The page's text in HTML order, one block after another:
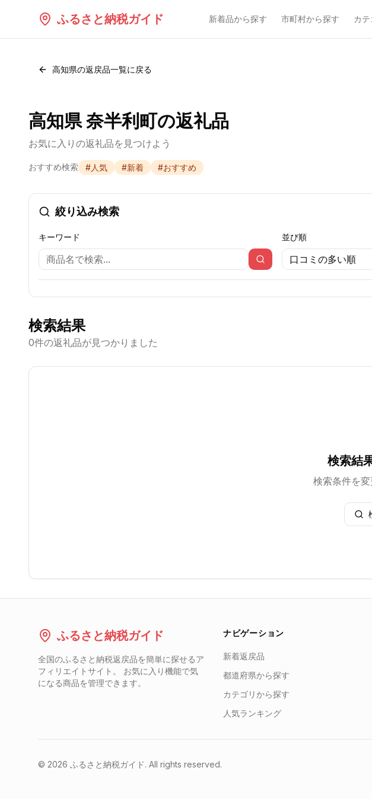
ふるさと納税ガイド 新着品から探す 市町村から探す カ
高知県の返戻品一覧に戻る
高知県 奈半利町の返礼品
お気に入りの返礼品を見つけよう
おすすめ検索 #人気 #新着 #おすすめ
絞り込み検索
キーワード 並び順
口コミの多い順
検索結果
0件の返礼品が見つかりました
検索結
検索条件を
ふるさと納税ガイド
全国のふるさと納税返戻品を簡単に探せるア
フィリエイトサイト。 お気に入り機能で気
になる商品を管理できます。
ナビゲーション
新着返戻品
都道府県から探す
カテゴリから探す
人気ランキング
© 2026 ふるさと納税ガイド. All rights reserved.